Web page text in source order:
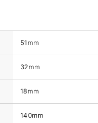
51mm
32mm
18mm
140mm